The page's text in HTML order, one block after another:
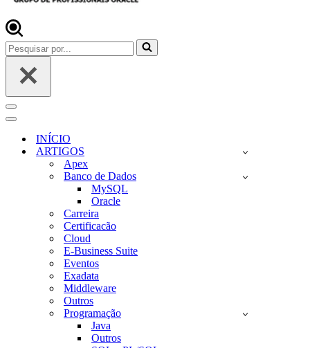
Pesquisar
por...
Menu
de
navegação
Menu
navegaçãoINÍCIO
ARTIGOS
Apex
Banco de Dados
MySQL
Oracle
Carreira
Certificacão
Cloud
E-Business Suite
Eventos
Exadata
Middleware
Outros
Programação
Java
Outros